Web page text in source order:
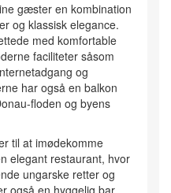
gæster en kombination
og klassisk elegance.
med komfortable
faciliteter såsom
og
har også en balkon
floden og byens
til at imødekomme
elegant restaurant, hvor
ungarske retter og